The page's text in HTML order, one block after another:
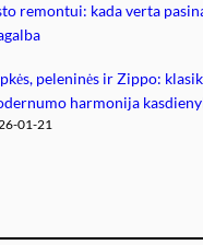
remontui: kada verta
peleninės ir Zippo:
harmonija
01-21